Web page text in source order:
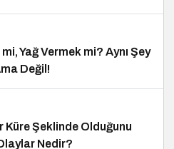
Yağ Vermek mi? Aynı Şey
Değil!
Küre Şeklinde Olduğunu
Nedir?